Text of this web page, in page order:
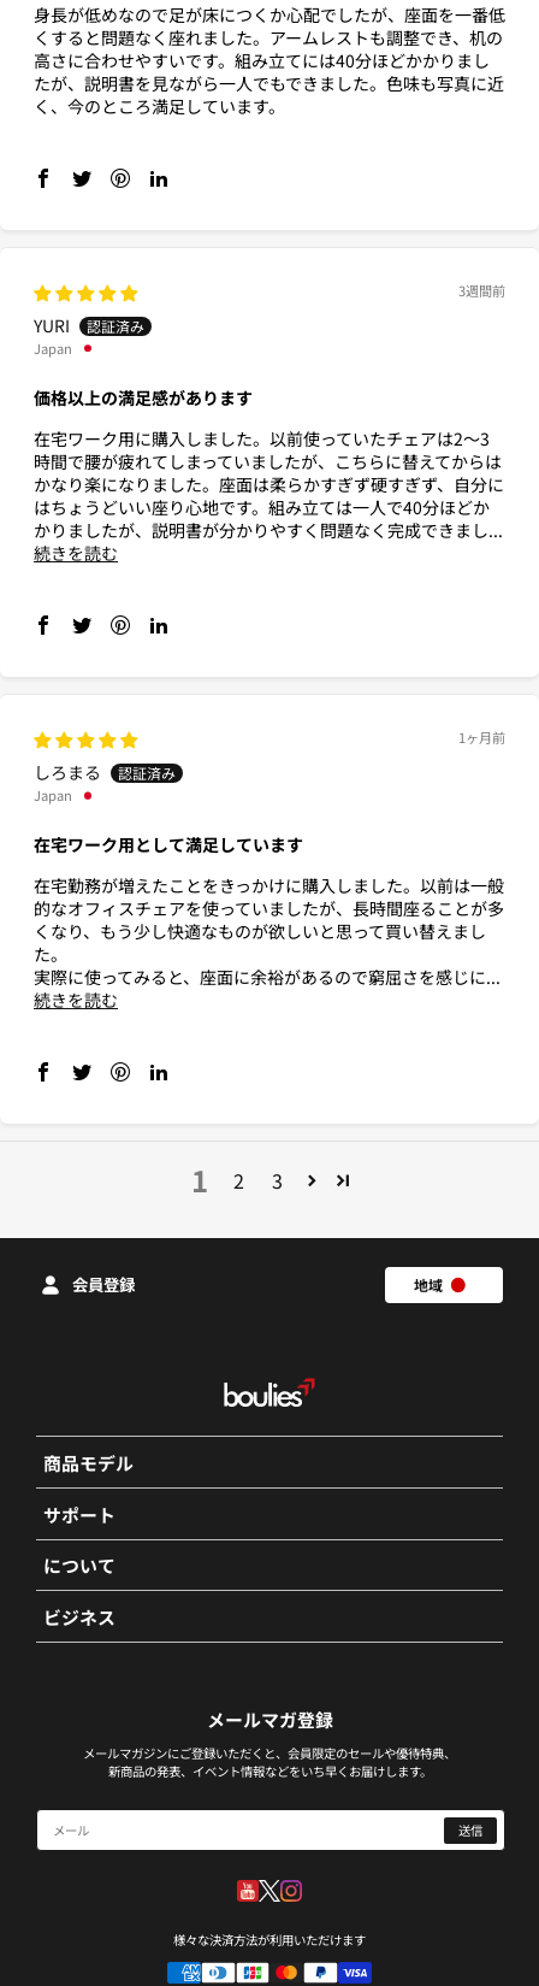
身長が低めなので足が床につくか心配でしたが、座面を一番低
くすると問題なく座れました。アームレストも調整でき、机の
高さに合わせやすいです。組み立てには40分ほどかかりまし
たが、説明書を見ながら一人でもできました。色味も写真に近
く、今のところ満足しています。
3週間前
YURI
Japan
価格以上の満足感があります
在宅ワーク用に購入しました。以前使っていたチェアは2〜3
時間で腰が疲れてしまっていましたが、こちらに替えてからは
かなり楽になりました。座面は柔らかすぎず硬すぎず、自分に
はちょうどいい座り心地です。組み立ては一人で40分ほどか
かりましたが、説明書が分かりやすく問題なく完成できまし...
続きを読む
1ヶ月前
しろまる
Japan
在宅ワーク用として満足しています
在宅勤務が増えたことをきっかけに購入しました。以前は一般
的なオフィスチェアを使っていましたが、長時間座ることが多
くなり、もう少し快適なものが欲しいと思って買い替えまし
た。
実際に使ってみると、座面に余裕があるので窮屈さを感じに...
続きを読む
1 2 3
会員登録 地域
商品モデル
Master Rex
Master Neo
OP180
サポート
製品保証について
組立方法
返品・交換について
配送ポリシー
個人情報の取扱い
について
会社概要
個人向けお問い合わせ
特定商取引法に基づく表記
ビジネス
法人向けお問い合わせ
メールマガ登録
メールマガジンにご登録いただくと、会員限定のセールや優待特典、
新商品の発表、イベント情報などをいち早くお届けします。
送信
様々な決済方法が利用いただけます